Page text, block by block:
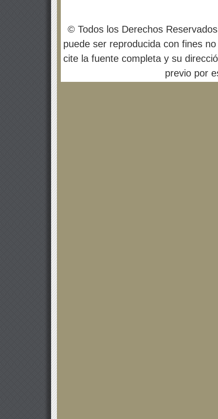
© Todos los Derechos
puede ser reproducida con fines
cite la fuente completa y su
previo por